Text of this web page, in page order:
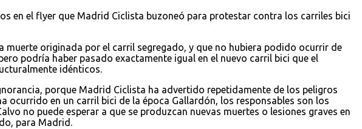
en el flyer que Madrid Ciclista buzoneó para protestar contra los carriles bici
muerte originada por el carril segregado, y que no hubiera podido ocurrir de
podría haber pasado exactamente igual en el nuevo carril bici que el
idénticos.
porque Madrid Ciclista ha advertido repetidamente de los peligros
ocurrido en un carril bici de la época Gallardón, los responsables son los
no puede esperar a que se produzcan nuevas muertes o lesiones graves en
para Madrid.